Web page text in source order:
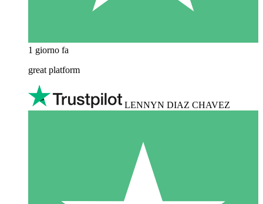
1 giorno fa
great platform
LENNYN DIAZ CHAVEZ